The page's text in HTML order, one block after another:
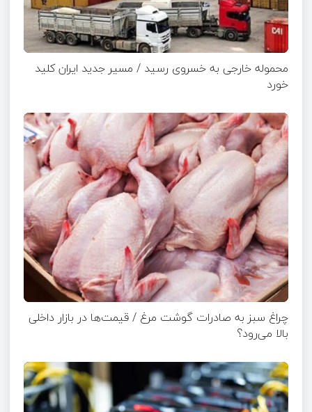
محموله خارجی به خسروی رسید / مسیر جدید ایران کلید
خورد
چراغ سبز به صادرات گوشت مرغ / قیمت‌ها در بازار داخلی
بالا می‌رود؟